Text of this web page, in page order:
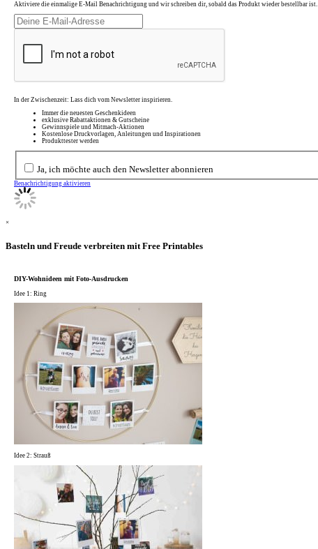
Aktiviere die einmalige E-Mail Benachrichtigung und wir schreiben dir, sobald das Produkt wieder bestellbar ist.
In der Zwischenzeit: Lass dich vom Newsletter inspirieren.
Immer die neuesten Geschenkideen
exklusive Rabattaktionen & Gutscheine
Gewinnspiele und Mitmach-Aktionen
Kostenlose Druckvorlagen, Anleitungen und Inspirationen
Produkttester werden
Ja, ich möchte auch den Newsletter abonnieren
Benachrichtigung aktivieren
×
Basteln und Freude verbreiten mit Free Printables
DIY-Wohnideen mit Foto-Ausdrucken
Idee 1: Ring
Idee 2: Strauß